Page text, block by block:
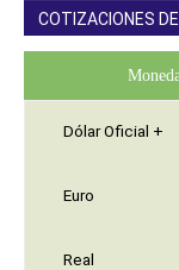
COTIZACIONES
Dólar Oficial +
Euro
Real